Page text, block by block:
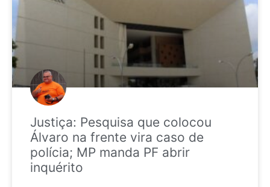
Justiça: Pesquisa que colocou
Álvaro na frente vira caso de
polícia; MP manda PF abrir
inquérito